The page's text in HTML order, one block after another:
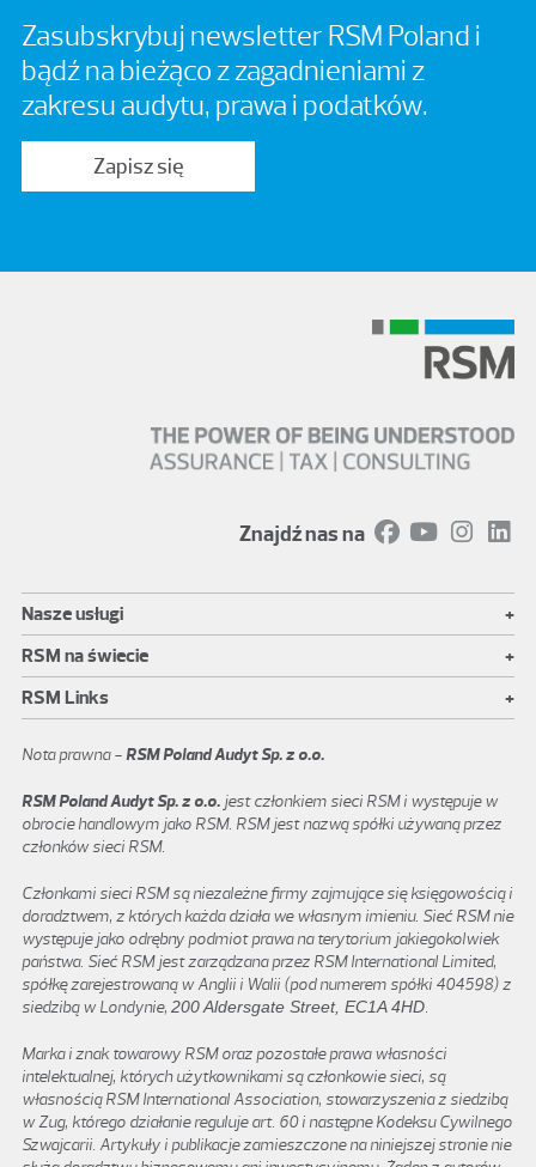
Zasubskrybuj newsletter RSM Poland i
bądź na bieżąco z zagadnieniami z
zakresu audytu, prawa i podatków.
Zapisz się
Znajdź nas na
Nasze usługi
+
RSM na świecie
+
RSM Links
+
Nota prawna -RSM Poland Audyt Sp. z o.o.
RSM Poland Audyt Sp. z o.o. jest członkiem sieci RSM i występuje w
obrocie handlowym jako RSM. RSM jest nazwą spółki używaną przez
członków sieci RSM.
Członkami sieci RSM są niezależne firmy zajmujące się księgowością i
doradztwem, z których każda działa we własnym imieniu. Sieć RSM nie
występuje jako odrębny podmiot prawa na terytorium jakiegokolwiek
państwa. Sieć RSM jest zarządzana przez RSM International Limited,
spółkę zarejestrowaną w Anglii i Walii (pod numerem spółki 404598) z
siedzibą w Londynie, 200 Aldersgate Street, EC1A 4HD.
Marka i znak towarowy RSM oraz pozostałe prawa własności
intelektualnej, których użytkownikami są członkowie sieci, są
własnością RSM International Association, stowarzyszenia z siedzibą
w Zug, którego działanie reguluje art. 60 i następne Kodeksu Cywilnego
Szwajcarii. Artykuły i publikacje zamieszczone na niniejszej stronie nie